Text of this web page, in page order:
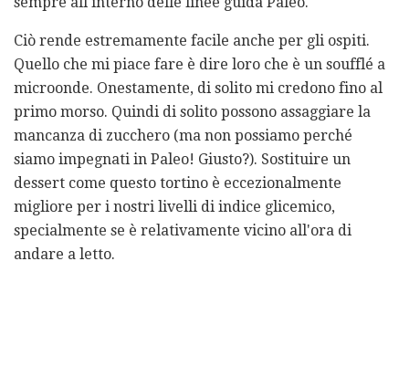
Ciò rende estremamente facile anche per gli ospiti.
Quello che mi piace fare è dire loro che è un soufflé a
microonde. Onestamente, di solito mi credono fino al
primo morso. Quindi di solito possono assaggiare la
mancanza di zucchero (ma non possiamo perché
siamo impegnati in Paleo! Giusto?). Sostituire un
dessert come questo tortino è eccezionalmente
migliore per i nostri livelli di indice glicemico,
specialmente se è relativamente vicino all'ora di
andare a letto.